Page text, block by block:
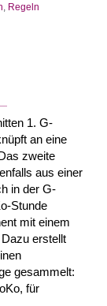
Regeln
1. G-
an eine
zweite
aus einer
in der G-
Stunde
mit einem
erstellt
gesammelt:
für